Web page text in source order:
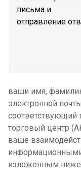
письма и
отправление
ваши имя,
электронной
соответствующий
торговый центр
ваше
изложенным